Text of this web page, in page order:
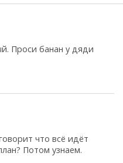
Проси банан у дяди
что всё идёт
Потом узнаем.